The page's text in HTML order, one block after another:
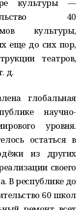
культуры —
40
культуры,
еще до сих пор,
театров,
д.
глобальная
научно-
уровня.
остаться в
из других
своего
В республике до
60 школ